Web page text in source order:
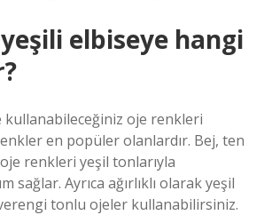
elbiseye hangi
kullanabileceğiniz oje renkleri
en popüler olanlardır. Bej, ten
renkleri yeşil tonlarıyla
sağlar. Ayrıca ağırlıklı olarak yeşil
tonlu ojeler kullanabilirsiniz.